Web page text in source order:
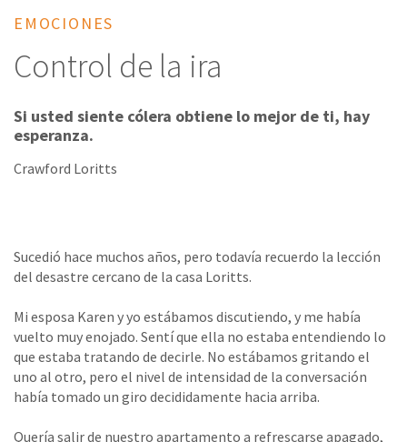
EMOCIONES
Control de la ira
Si usted siente cólera obtiene lo mejor de ti, hay
esperanza.
Crawford Loritts
Sucedió hace muchos años, pero todavía recuerdo la lección
del desastre cercano de la casa Loritts.
Mi esposa Karen y yo estábamos discutiendo, y me había
vuelto muy enojado. Sentí que ella no estaba entendiendo lo
que estaba tratando de decirle. No estábamos gritando el
uno al otro, pero el nivel de intensidad de la conversación
había tomado un giro decididamente hacia arriba.
Quería salir de nuestro apartamento a refrescarse apagado,